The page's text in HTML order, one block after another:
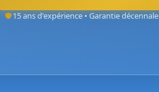
15 ans d'expérience • Garantie décennale